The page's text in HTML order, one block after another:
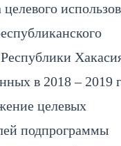
в 2018 – 2019
целевых
подпрограммы